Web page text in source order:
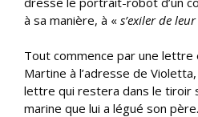
à sa manière, à « s’exiler de
Tout commence par une lettre
Martine à l’adresse de
lettre qui restera dans le tiroir
marine que lui a légué son